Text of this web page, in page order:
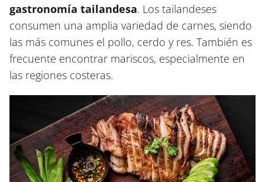
gastronomía tailandesa. Los tailandeses
consumen una amplia variedad de carnes, siendo
las más comunes el pollo, cerdo y res. También es
frecuente encontrar mariscos, especialmente en
las regiones costeras.